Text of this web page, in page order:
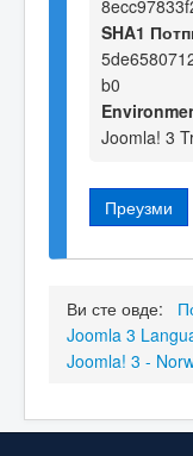
SHA1
b0
Joomla! 3
Преузми
Ви сте овде:
Joomla 3
Joomla! 3 -